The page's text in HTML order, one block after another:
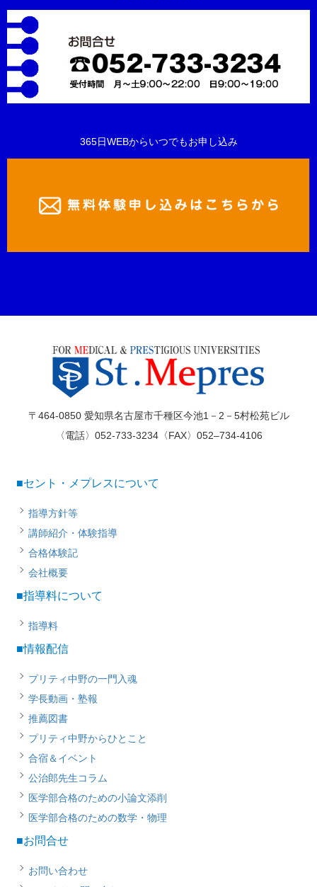
365日WEBからいつでもお申し込み
〒464-0850 愛知県名古屋市千種区今池1－2－5村松苑ビル
〈電話〉052-733-3234〈FAX〉052–734-4106
■セント・メプレスについて
指導方針等
講師紹介・体験指導
合格体験記
会社概要
■指導料について
指導料
■情報配信
プリティ中野の一門入魂
学長動画・塾報
推薦図書
プリティ中野からひとこと
合宿＆イベント
公治郎先生コラム
医学部合格のための小論文添削
医学部合格のための数学・物理
■お問合せ
お問い合わせ